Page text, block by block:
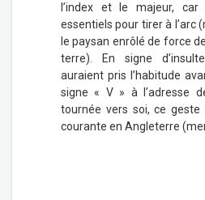
l’index et le majeur,
essentiels pour tirer à l’arc
le paysan enrôlé de force
terre). En signe
auraient pris l’habitude
signe « V » à l’adresse
tournée vers soi, ce
courante en Angleterre